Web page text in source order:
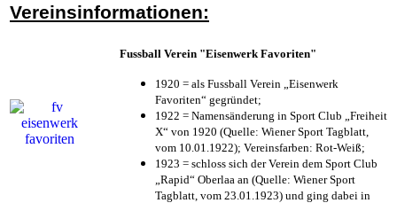
Vereinsinformationen:
Fussball Verein "Eisenwerk Favoriten"
1920 = als Fussball Verein „Eisenwerk
Favoriten“ gegründet;
1922 = Namensänderung in Sport Club „Freiheit
X“ von 1920 (Quelle: Wiener Sport Tagblatt,
vom 10.01.1922); Vereinsfarben: Rot-Weiß;
1923 = schloss sich der Verein dem Sport Club
„Rapid“ Oberlaa an (Quelle: Wiener Sport
Tagblatt, vom 23.01.1923) und ging dabei in